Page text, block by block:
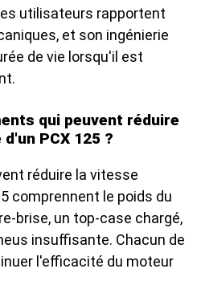
utilisateurs rapportent
et son ingénierie
de vie lorsqu'il est
qui peuvent réduire
PCX 125 ?
réduire la vitesse
comprennent le poids du
brise, un top-case chargé,
insuffisante. Chacun de
l'efficacité du moteur